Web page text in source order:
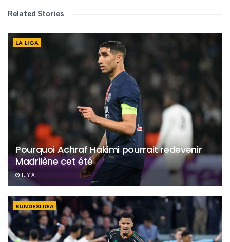
Related Stories
LA LIGA
Pourquoi Achraf Hakimi pourrait redevenir
Madrilène cet été
IL Y A _
BUNDESLIGA